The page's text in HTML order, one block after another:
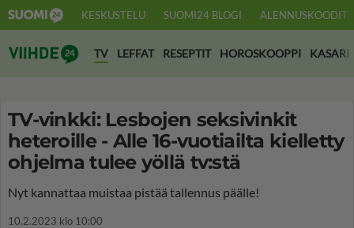
KESKUSTELU SUOMI24 BLOGI ALENNUSKOODIT
Suomi24 Viihde
TV LEFFAT RESEPTIT HOROSKOOPPI KASARI
TV-vinkki: Lesbojen seksivinkit
heteroille - Alle 16-vuotiailta kielletty
ohjelma tulee yöllä tv:stä
Nyt kannattaa muistaa pistää tallennus päälle!
10.2.2023 klo 10:00